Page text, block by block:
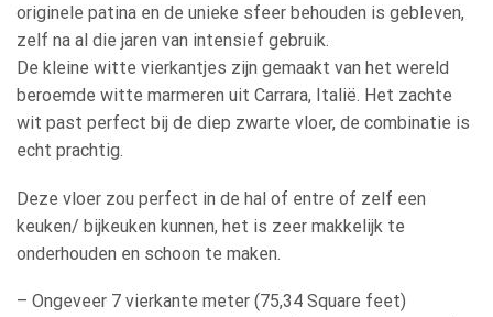
originele patina en de unieke sfeer behouden is gebleven,
zelf na al die jaren van intensief gebruik.
De kleine witte vierkantjes zijn gemaakt van het wereld
beroemde witte marmeren uit Carrara, Italië. Het zachte
wit past perfect bij de diep zwarte vloer, de combinatie is
echt prachtig.
Deze vloer zou perfect in de hal of entre of zelf een
keuken/ bijkeuken kunnen, het is zeer makkelijk te
onderhouden en schoon te maken.
– Ongeveer 7 vierkante meter (75,34 Square feet)